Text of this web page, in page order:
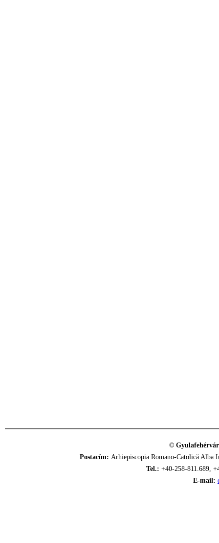
©
Postacím: Arhiepiscopia Romano-Catolică
Tel.: +40-258-811.689,
E-mail: